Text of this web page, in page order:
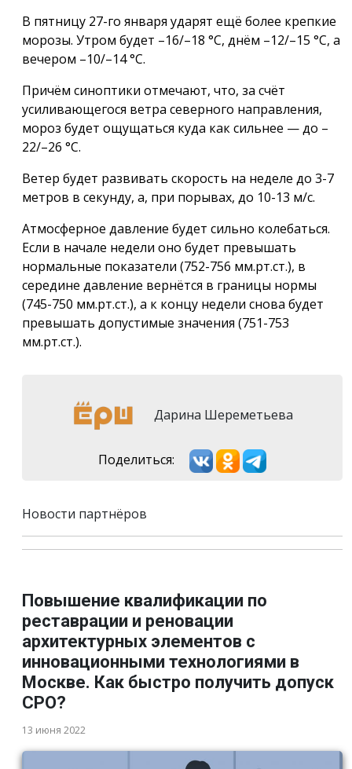
В пятницу 27-го января ударят ещё более крепкие
морозы. Утром будет –16/–18 °С, днём –12/–15 °С, а
вечером –10/–14 °С.
Причём синоптики отмечают, что, за счёт
усиливающегося ветра северного направления,
мороз будет ощущаться куда как сильнее — до –
22/–26 °С.
Ветер будет развивать скорость на неделе до 3-7
метров в секунду, а, при порывах, до 10-13 м/с.
Атмосферное давление будет сильно колебаться.
Если в начале недели оно будет превышать
нормальные показатели (752-756 мм.рт.ст.), в
середине давление вернётся в границы нормы
(745-750 мм.рт.ст.), а к концу недели снова будет
превышать допустимые значения (751-753
мм.рт.ст.).
Дарина Шереметьева
Поделиться:
Новости партнёров
Повышение квалификации по
реставрации и реновации
архитектурных элементов с
инновационными технологиями в
Москве. Как быстро получить допуск
СРО?
13 июня 2022